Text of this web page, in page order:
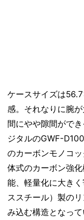
ケースサイズは
感。それなりに腕
間にやや隙間がで
ジタルのGWF-
のカーボンモノコ
体式のカーボン強
能、軽量化に大き
ススチール）製の
み込む構造となって